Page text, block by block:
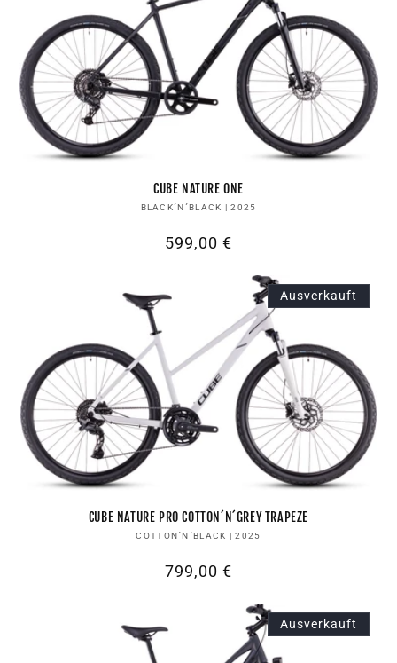
CUBE NATURE ONE
Anbieter:
BLACK´N´BLACK | 2025
Normaler
599,00 €
Ausverkauft
CUBE NATURE PRO COTTON´N´GREY TRAPEZE
Anbieter:
COTTON´N´BLACK | 2025
Normaler
799,00 €
Ausverkauft